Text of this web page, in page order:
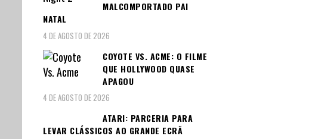
MALCOMPORTADO PAI
NATAL
4 DE AGOSTO DE 2026
COYOTE VS. ACME: O FILME
QUE HOLLYWOOD QUASE
APAGOU
4 DE AGOSTO DE 2026
ATARI: PARCERIA PARA
LEVAR CLÁSSICOS AO GRANDE ECRÃ